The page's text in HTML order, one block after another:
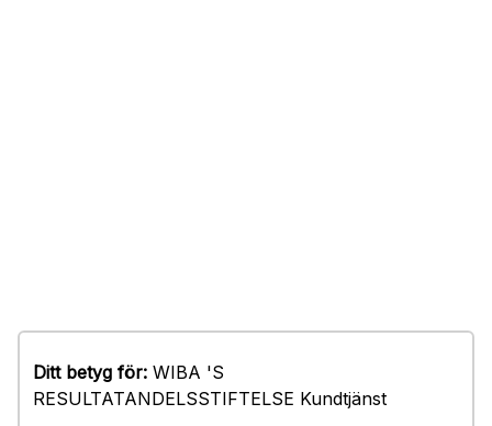
Ditt betyg för: WIBA 'S
RESULTATANDELSSTIFTELSE Kundtjänst